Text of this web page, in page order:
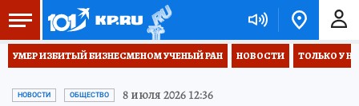
УМЕР ИЗБИТЫЙ БИЗНЕСМЕНОМ УЧЕНЫЙ РАН НОВОСТИ ТОЛЬКО У
НОВОСТИ ОБЩЕСТВО 8 июля 2026 12:36